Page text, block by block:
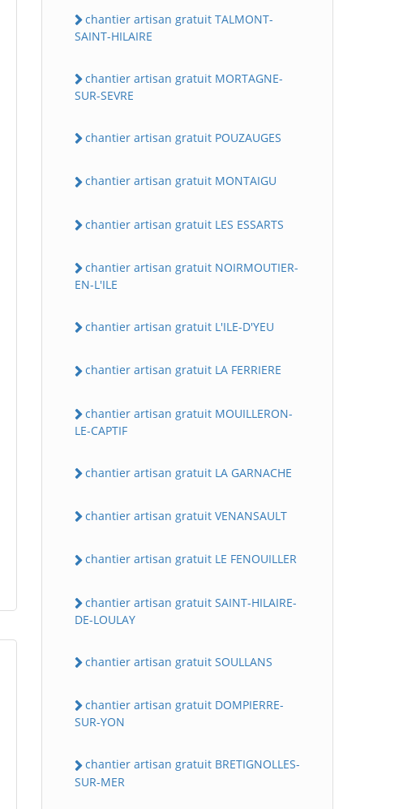
chantier artisan gratuit TALMONT-
SAINT-HILAIRE
chantier artisan gratuit MORTAGNE-
SUR-SEVRE
chantier artisan gratuit POUZAUGES
chantier artisan gratuit MONTAIGU
chantier artisan gratuit LES ESSARTS
chantier artisan gratuit NOIRMOUTIER-
EN-L'ILE
chantier artisan gratuit L'ILE-D'YEU
chantier artisan gratuit LA FERRIERE
chantier artisan gratuit MOUILLERON-
LE-CAPTIF
chantier artisan gratuit LA GARNACHE
chantier artisan gratuit VENANSAULT
chantier artisan gratuit LE FENOUILLER
chantier artisan gratuit SAINT-HILAIRE-
DE-LOULAY
chantier artisan gratuit SOULLANS
chantier artisan gratuit DOMPIERRE-
SUR-YON
chantier artisan gratuit BRETIGNOLLES-
SUR-MER